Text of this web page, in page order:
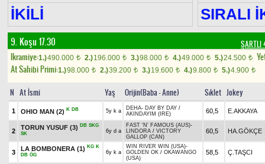
İKİLİ
SIRALI
9. Koşu 17.30 ŞARTLI
Ikramiye:1.)490.000 t 2.)196.000 t 3.)98.000 t 4.)49.000 t 5.)24.500 t
At Sahibi Primi:1.)98.000 t 2.)39.200 t 3.)19.600 t 4.)9.800 t 5.)4.900 t
N At İsmi Yaş Orijin(Baba - Anne) Sıklet Jokey
1 OHIO MAN (2) K DB 5y k a DEHA- DAY BY DAY /
AKINDAYIM (IRE)
60,5 E.AKKAYA
2
TORUN YUSUF (3) DB SKG
SK
6y d a
FAST 'N' FAMOUS (AUS)-
LINDORA / VICTORY
GALLOP (CAN)
60,5 HA.GÖKÇE
3
LA BOMBONERA (1) KG K
DB ÖG 6y k a
WIN RIVER WIN (USA)-
GOLDEN OK / OKAWANGO
(USA)
58,5 Ç.TAŞCI